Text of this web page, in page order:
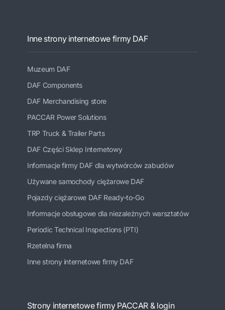
Inne strony internetowe firmy DAF
Muzeum DAF
DAF Components
DAF Merchandising store
PACCAR Power Solutions
TRP Truck & Trailer Parts
DAF Części Sklep Internetowy
Informacje firmy DAF dla wytwórców zabudów
Używane samochody ciężarowe DAF
Pojazdy ciężarowe DAF Ready-to-Go
Informacje obsługowe dla niezależnych warsztatów
Periodic Technical Inspections (PTI)
Rzetelna firma
Inne strony internetowe firmy DAF
Strony internetowe firmy PACCAR & login